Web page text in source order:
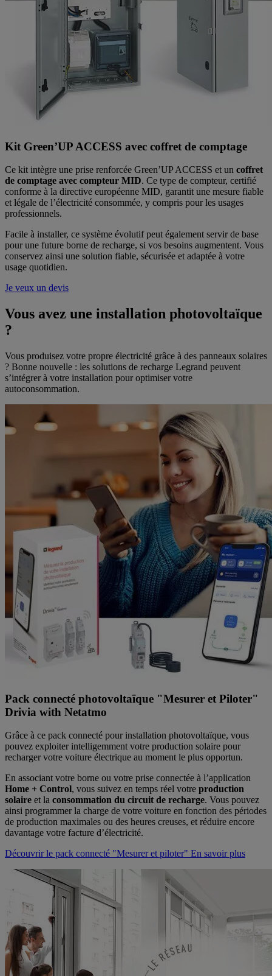
Kit Green’UP ACCESS avec coffret de comptage
Ce kit intègre une prise renforcée Green’UP ACCESS et un coffret
de comptage avec compteur MID. Ce type de compteur, certifié
conforme à la directive européenne MID, garantit une mesure fiable
et légale de l’électricité consommée, y compris pour les usages
professionnels.
Facile à installer, ce système évolutif peut également servir de base
pour une future borne de recharge, si vos besoins augmentent. Vous
conservez ainsi une solution fiable, sécurisée et adaptée à votre
usage quotidien.
Je veux un devis
Vous avez une installation photovoltaïque
?
Vous produisez votre propre électricité grâce à des panneaux solaires
? Bonne nouvelle : les solutions de recharge Legrand peuvent
s’intégrer à votre installation pour optimiser votre
autoconsommation.
Pack connecté photovoltaïque "Mesurer et Piloter"
Drivia with Netatmo
Grâce à ce pack connecté pour installation photovoltaïque, vous
pouvez exploiter intelligemment votre production solaire pour
recharger votre voiture électrique au moment le plus opportun.
En associant votre borne ou votre prise connectée à l’application
Home + Control, vous suivez en temps réel votre production
solaire et la consommation du circuit de recharge. Vous pouvez
ainsi programmer la charge de votre voiture en fonction des périodes
de production maximales ou des heures creuses, et réduire encore
davantage votre facture d’électricité.
Découvrir le pack connecté "Mesurer et piloter" En savoir plus